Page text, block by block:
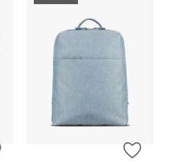
ZUR WUNSCHLISTE HINZUFÜGEN
ZUR